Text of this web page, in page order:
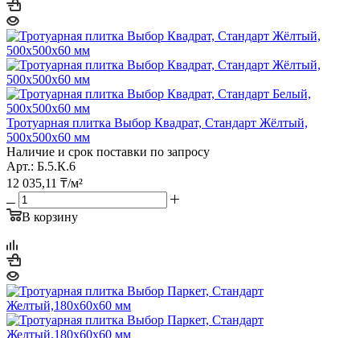
Тротуарная плитка Выбор Квадрат, Стандарт Жёлтый,
500х500х60 мм
Наличие и срок поставки по запросу
Арт.: Б.5.К.6
12 035,11 ₸/м²
В корзину